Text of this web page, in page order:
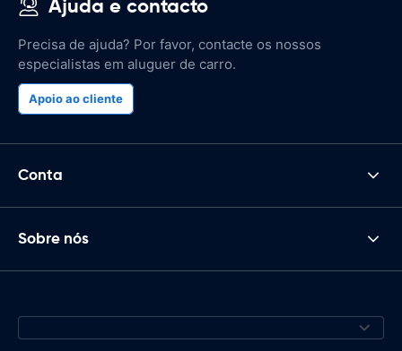
Ajuda e contacto
Precisa de ajuda? Por favor, contacte os nossos
especialistas em aluguer de carro.
Apoio ao cliente
Conta
Sobre nós